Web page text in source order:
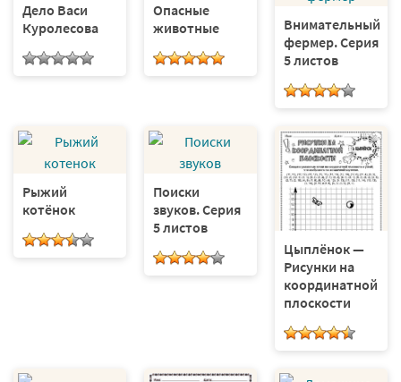
Дело Васи
Куролесова
Опасные
животные
Внимательный
фермер. Серия
5 листов
Рыжий
котёнок
Поиски
звуков. Серия
5 листов
Цыплёнок —
Рисунки на
координатной
плоскости